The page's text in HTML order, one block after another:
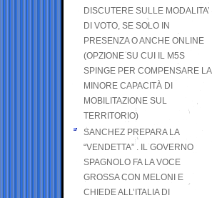
DISCUTERE SULLE MODALITA’
DI VOTO, SE SOLO IN
PRESENZA O ANCHE ONLINE
(OPZIONE SU CUI IL M5S
SPINGE PER COMPENSARE LA
MINORE CAPACITÀ DI
MOBILITAZIONE SUL
TERRITORIO)
SANCHEZ PREPARA LA
“VENDETTA” . IL GOVERNO
SPAGNOLO FA LA VOCE
GROSSA CON MELONI E
CHIEDE ALL’ITALIA DI